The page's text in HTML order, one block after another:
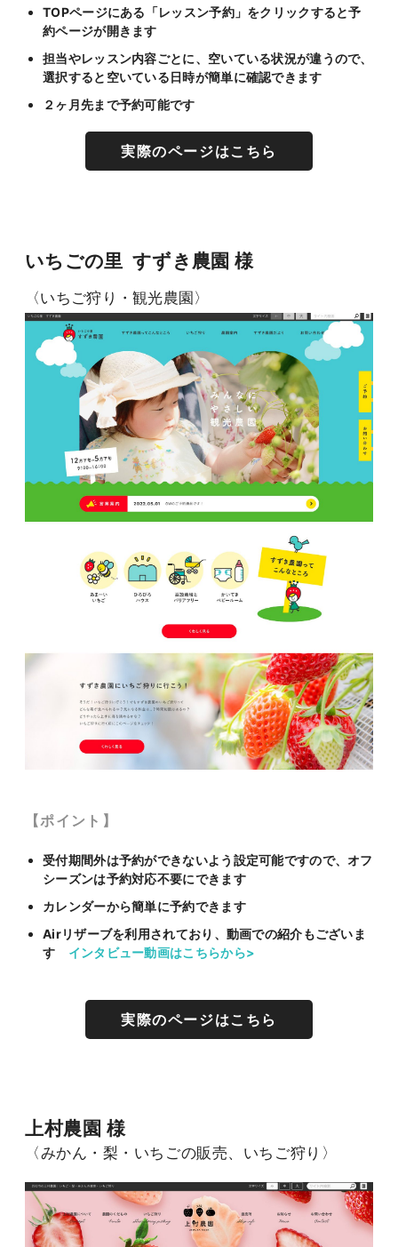
TOPページにある「レッスン予約」をクリックすると予
約ページが開きます
担当やレッスン内容ごとに、空いている状況が違うので、
選択すると空いている日時が簡単に確認できます
２ヶ月先まで予約可能です
実際のページはこちら
いちごの里 すずき農園 様
〈いちご狩り・観光農園〉
【ポイント】
受付期間外は予約ができないよう設定可能ですので、オフ
シーズンは予約対応不要にできます
カレンダーから簡単に予約できます
Airリザーブを利用されており、動画での紹介もございま
す インタビュー動画はこちらから>
実際のページはこちら
上村農園 様
〈みかん・梨・いちごの販売、いちご狩り〉